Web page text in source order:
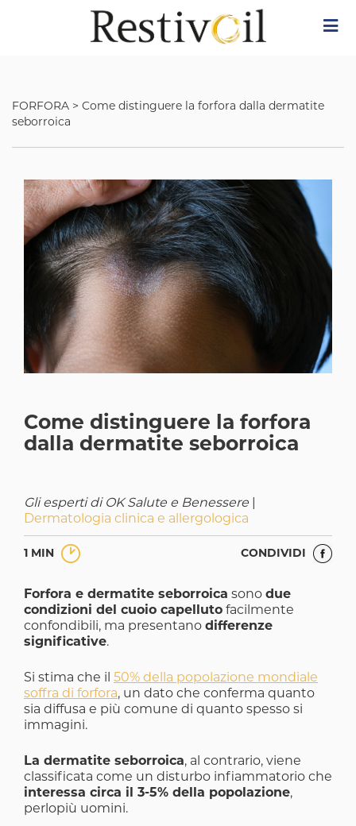
FORFORA > Come distinguere la forfora dalla dermatite
seborroica
Come distinguere la forfora
dalla dermatite seborroica
Gli esperti di OK Salute e Benessere
Dermatologia clinica e allergologica
1 MIN CONDIVIDI
Forfora e dermatite seborroica sono due
condizioni del cuoio capelluto facilmente
confondibili, ma presentano differenze
significative.
Si stima che il 50% della popolazione mondiale
soffra di forfora, un dato che conferma quanto
sia diffusa e più comune di quanto spesso si
immagini.
La dermatite seborroica, al contrario, viene
classificata come un disturbo infiammatorio che
interessa circa il 3-5% della popolazione,
perlopiù uomini.